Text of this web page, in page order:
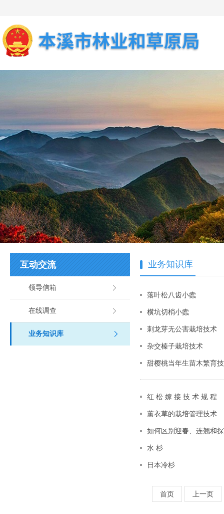
互动交流
领导信箱
在线调查
业务知识库
业务知识库
落叶松八齿小蠹
横坑切梢小蠹
刺龙芽无公害栽培技术
杂交榛子栽培技术
甜樱桃当年生苗木繁育
红 松 嫁 接 技 术 规 程
薰衣草的栽培管理技术
如何区别迎春、连翘和
水 杉
日本冷杉
首页 上一页